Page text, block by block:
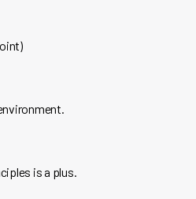
is a plus.